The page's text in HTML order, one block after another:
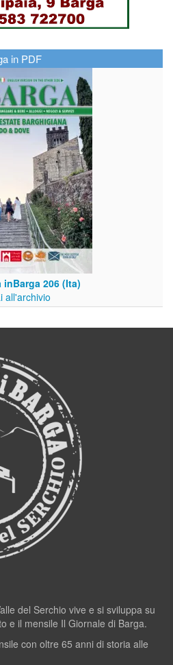
in PDF
inBarga 206 (Ita)
all'archivio
del Serchio vive e si sviluppa su
e il mensile Il Giornale di Barga.
con oltre 65 anni di storia alle